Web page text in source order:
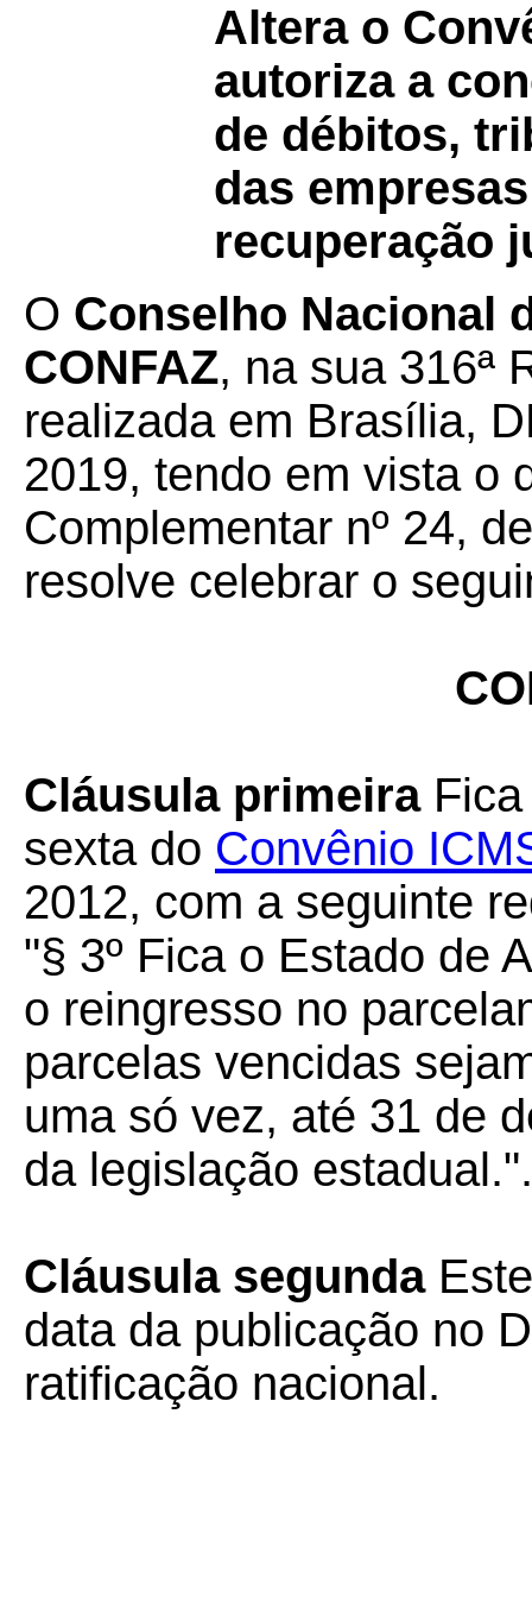
Altera o
autoriza a
de débitos,
das
recuperação
O Conselho Nacional
CONFAZ, na sua 316ª
realizada em Brasília,
2019, tendo em vista o
Complementar nº 24,
resolve celebrar o
Cláusula primeiraFica
sexta do Convênio
2012, com a seguinte
"§ 3º Fica o Estado de
o reingresso no
parcelas vencidas
uma só vez, até 31 de
da legislação estadual.".
Cláusula segunda
data da publicação no
ratificação nacional.